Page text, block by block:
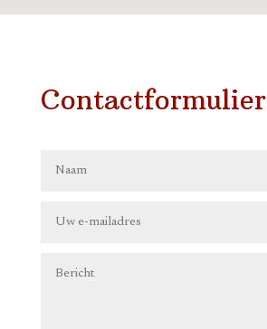
Contactformulier